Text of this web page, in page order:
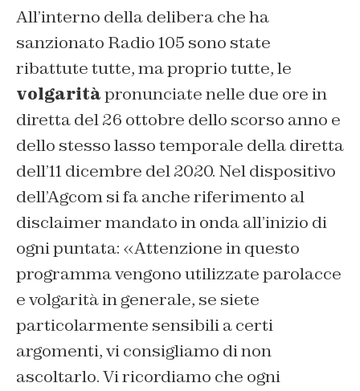
All’interno della delibera che ha
sanzionato Radio 105 sono state
ribattute tutte, ma proprio tutte, le
volgaritàpronunciate nelle due ore in
diretta del 26 ottobre dello scorso anno e
dello stesso lasso temporale della diretta
dell’11 dicembre del 2020. Nel dispositivo
dell’Agcom si fa anche riferimento al
disclaimermandato in onda all’inizio di
ogni puntata: «Attenzione in questo
programma vengono utilizzate parolacce
e volgarità in generale, se siete
particolarmente sensibili a certi
argomenti, vi consigliamo di non
ascoltarlo. Vi ricordiamo che ogni